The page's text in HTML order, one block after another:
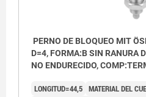
PERNO DE BLOQUEO MIT
D=4, FORMA:B SIN RANURA
NO ENDURECIDO,
LONGITUD=44,5 MATERIAL DEL